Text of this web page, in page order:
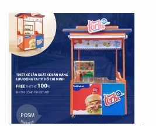
THIẾT KẾ SẢN XUẤT TỜ
RƠI TOYOTA